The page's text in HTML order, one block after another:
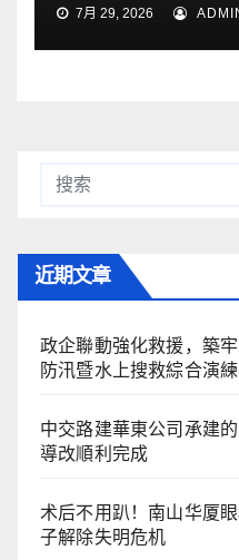
7月 29, 2026
近期文章
政企聯動強化救援，築
防汛暨水上搜救綜合演
中交路建華東公司承建
導改順利完成
术后不用趴！南山华厦
子解除失明危机